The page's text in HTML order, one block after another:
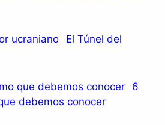
El Túnel del
6
debemos conocer